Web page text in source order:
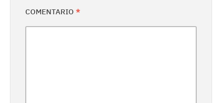
COMENTARIO *